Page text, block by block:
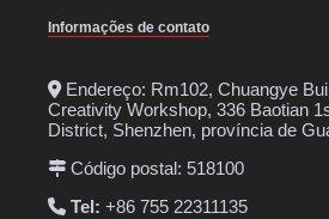
Informações de contato
Endereço: Rm102, Chuangye
Creativity Workshop, 336 Baotian
District, Shenzhen, província de
Código postal: 518100
Tel: +86 755 22311135